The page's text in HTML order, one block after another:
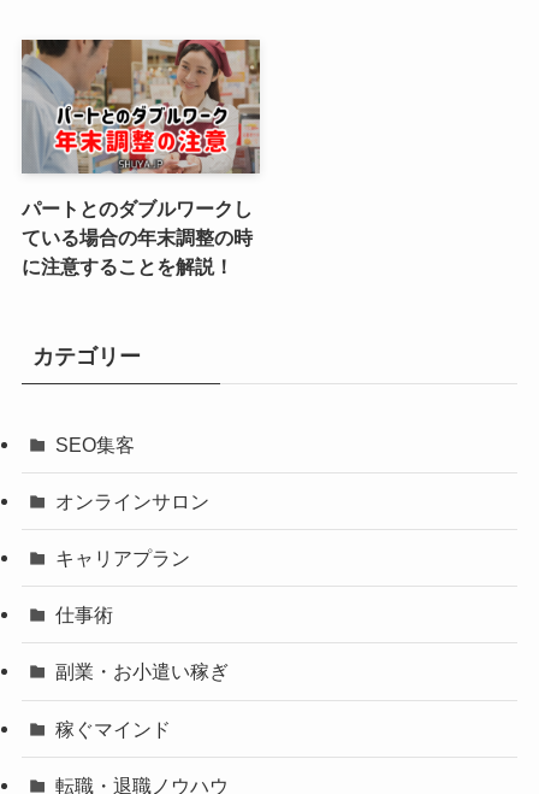
パートとのダブルワークし
ている場合の年末調整の時
に注意することを解説！
カテゴリー
SEO集客
オンラインサロン
キャリアプラン
仕事術
副業・お小遣い稼ぎ
稼ぐマインド
転職・退職ノウハウ